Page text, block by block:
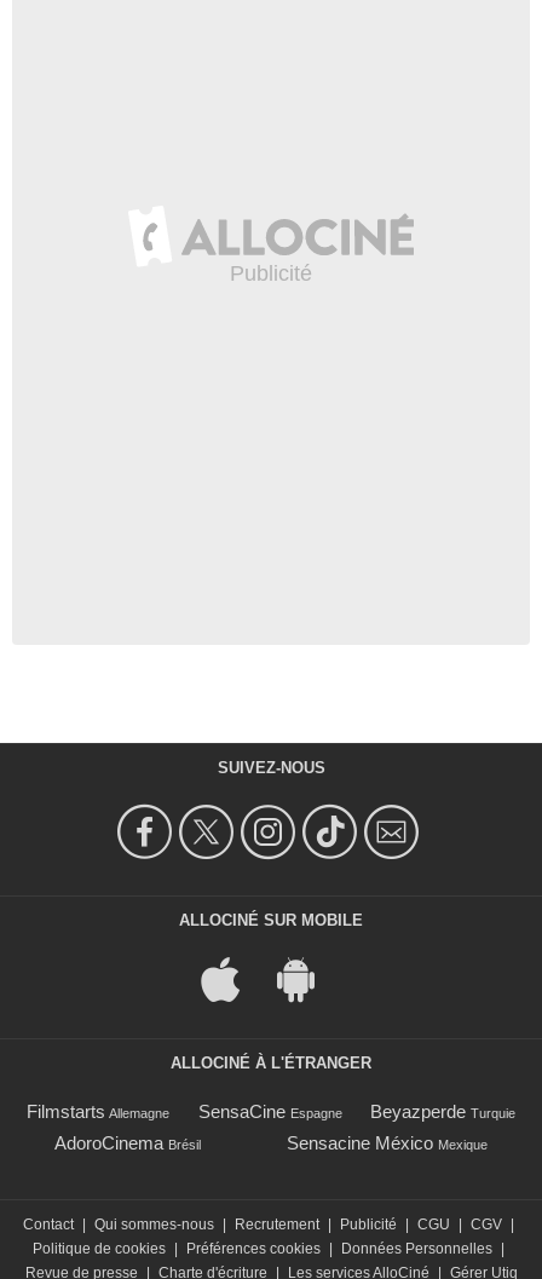
SUIVEZ-NOUS
ALLOCINÉ SUR MOBILE
ALLOCINÉ À L'ÉTRANGER
Filmstarts Allemagne SensaCine Espagne Beyazperde Turquie
AdoroCinema Brésil Sensacine México Mexique
Contact Qui sommes-nous Recrutement Publicité CGU CGV
Politique de cookies
Préférences cookies Données Personnelles
Revue de presse
Charte d'écriture Les services AlloCiné Gérer Utiq